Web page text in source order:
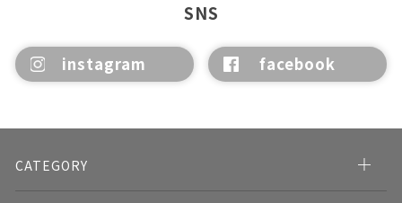
SNS
instagram facebook
CATEGORY